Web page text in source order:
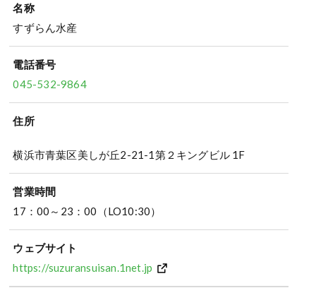
名称
すずらん水産
電話番号
045-532-9864
住所
横浜市青葉区美しが丘2-21-1第２キングビル 1F
営業時間
17：00～23：00（LO10:30）
ウェブサイト
https://suzuransuisan.1net.jp